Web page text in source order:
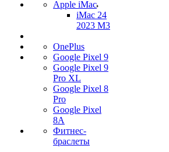
Apple iMac
iMac 24
2023 M3
OnePlus
Google Pixel 9
Google Pixel 9
Pro XL
Google Pixel 8
Pro
Google Pixel
8A
Фитнес-
браслеты